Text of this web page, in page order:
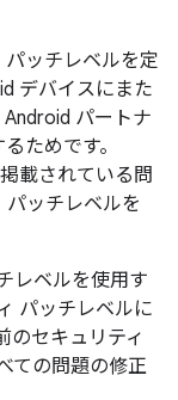
ッチレベルを定
デバイスにまた
パートナ
ためです。
載されている問
ッチレベルを
レベルを使用す
パッチレベルに
のセキュリティ
ての問題の修正